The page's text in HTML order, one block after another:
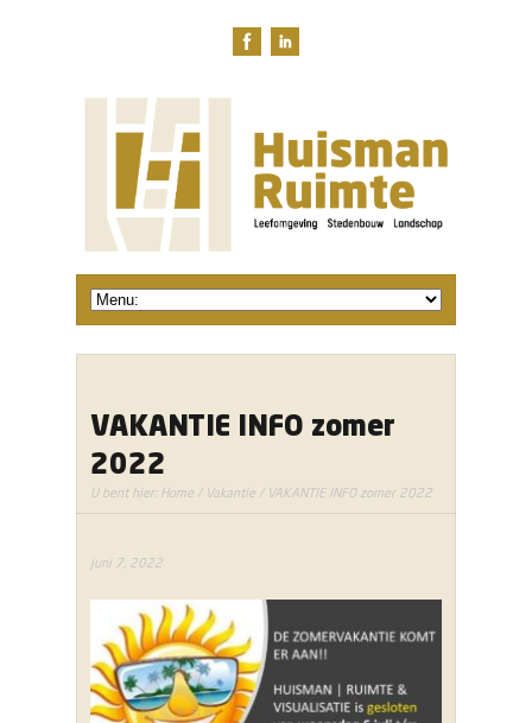
VAKANTIE INFO zomer
2022
U bent hier: Home / Vakantie / VAKANTIE INFO zomer 2022
juni 7, 2022